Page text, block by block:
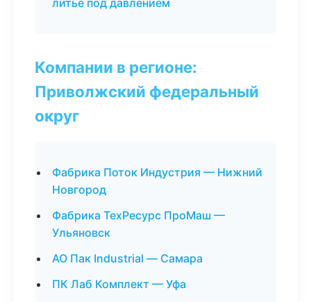
литьё под давлением
Компании в регионе:
Приволжский федеральный
округ
Фабрика Поток Индустрия — Нижний
Новгород
Фабрика ТехРесурс ПроМаш —
Ульяновск
АО Пак Industrial — Самара
ПК Лаб Комплект — Уфа